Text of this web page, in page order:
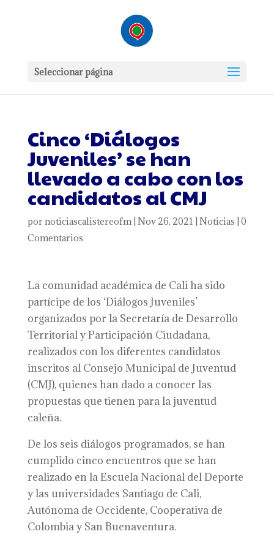
Seleccionar página
Cinco ‘Diálogos
Juveniles’ se han
llevado a cabo con los
candidatos al CMJ
por noticiascalistereofm| Nov 26, 2021 Noticias 0
Comentarios
La comunidad académica de Cali ha sido
partícipe de los ‘Diálogos Juveniles’
organizados por la Secretaría de Desarrollo
Territorial y Participación Ciudadana,
realizados con los diferentes candidatos
inscritos al Consejo Municipal de Juventud
(CMJ), quienes han dado a conocer las
propuestas que tienen para la juventud
caleña.
De los seis diálogos programados, se han
cumplido cinco encuentros que se han
realizado en la Escuela Nacional del Deporte
y las universidades Santiago de Cali,
Autónoma de Occidente, Cooperativa de
Colombia y San Buenaventura.